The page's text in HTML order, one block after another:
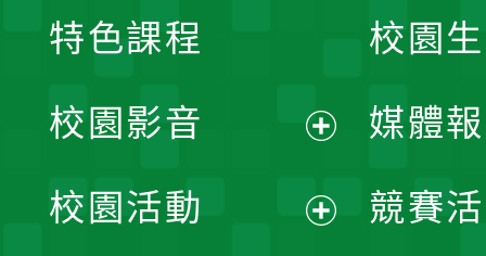
校園
媒體
競賽
特色課程
校園影音
開
校園活動